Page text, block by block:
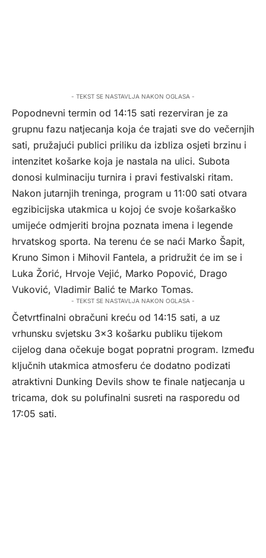
- TEKST SE NASTAVLJA NAKON OGLASA -
Popodnevni termin od 14:15 sati rezerviran je za
grupnu fazu natjecanja koja će trajati sve do večernjih
sati, pružajući publici priliku da izbliza osjeti brzinu i
intenzitet košarke koja je nastala na ulici. Subota
donosi kulminaciju turnira i pravi festivalski ritam.
Nakon jutarnjih treninga, program u 11:00 sati otvara
egzibicijska utakmica u kojoj će svoje košarkaško
umijeće odmjeriti brojna poznata imena i legende
hrvatskog sporta. Na terenu će se naći Marko Šapit,
Kruno Simon i Mihovil Fantela, a pridružit će im se i
Luka Žorić, Hrvoje Vejić, Marko Popović, Drago
Vuković, Vladimir Balić te Marko Tomas.
- TEKST SE NASTAVLJA NAKON OGLASA -
Četvrtfinalni obračuni kreću od 14:15 sati, a uz
vrhunsku svjetsku 3×3 košarku publiku tijekom
cijelog dana očekuje bogat popratni program. Između
ključnih utakmica atmosferu će dodatno podizati
atraktivni Dunking Devils show te finale natjecanja u
tricama, dok su polufinalni susreti na rasporedu od
17:05 sati.